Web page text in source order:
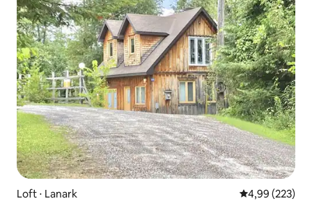
Loft ⋅ Lanark 4,99 de uma
4,99 (223)